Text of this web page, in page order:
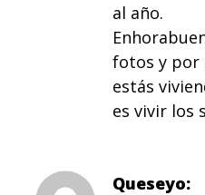
al año.
fotos y por
estás
es vivir los
Queseyo